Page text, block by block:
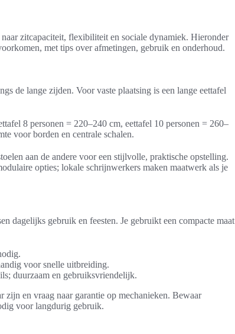
zitcapaciteit, flexibiliteit en sociale dynamiek. Hieronder
met tips over afmetingen, gebruik en onderhoud.
de lange zijden. Voor vaste plaatsing is een lange eettafel
8 personen = 220–240 cm, eettafel 10 personen = 260–
voor borden en centrale schalen.
aan de andere voor een stijlvolle, praktische opstelling.
opties; lokale schrijnwerkers maken maatwerk als je
dagelijks gebruik en feesten. Je gebruikt een compacte maat
voor snelle uitbreiding.
duurzaam en gebruiksvriendelijk.
zijn en vraag naar garantie op mechanieken. Bewaar
voor langdurig gebruik.